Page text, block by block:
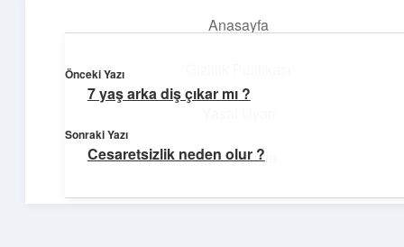
Anasayfa
Hakkımızda
Ufak Ayrıntılar
Göz atmalık, düşündürmelik kısa bilgiler.
Önceki Yazı
7 yaş arka diş çıkar mı ?
Sonraki Yazı
Cesaretsizlik neden olur ?